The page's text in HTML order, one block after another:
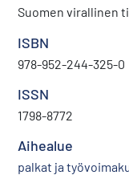
Suomen virallinen
ISBN
978-952-244-325-0
ISSN
1798-8772
Aihealue
palkat ja